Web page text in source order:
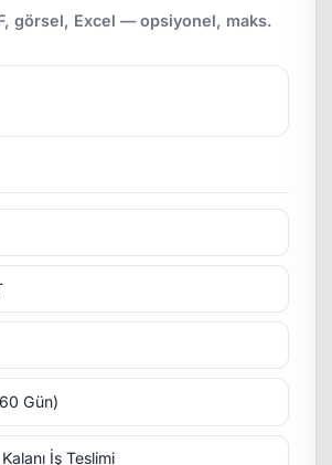
görsel, Excel — opsiyonel, maks.
Gün)
Kalanı İş Teslimi